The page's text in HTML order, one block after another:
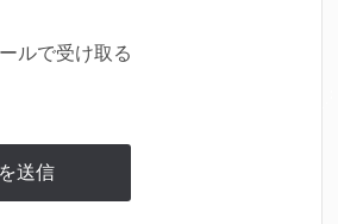
ルで受け取る